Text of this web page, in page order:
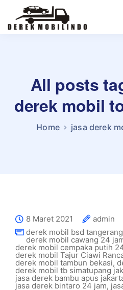
All posts
derek mobil
Home jasa derek
8 Maret 2021
admin
derek mobil bsd tangerang
derek mobil cawang 24
derek mobil cempaka putih
derek mobil Tajur Ciawi
derek mobil tambun bekasi,
derek mobil tb simatupang
jasa derek bambu apus
jasa derek bintaro 24 jam,